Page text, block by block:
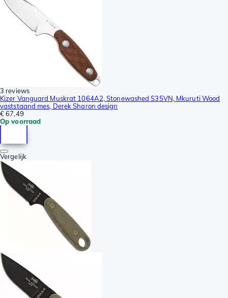
3 reviews
Kizer Vanguard Muskrat 1064A2, Stonewashed S35VN, Mkuruti Wood
vaststaand mes, Derek Sharon design
€ 67,49
Op voorraad
Vergelijk